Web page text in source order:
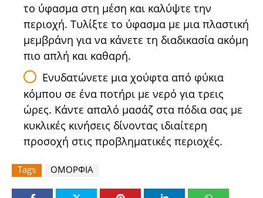
το ύφασμα στη μέση και καλύψτε την
περιοχή. Τυλίξτε το ύφασμα με μια πλαστική
μεμβράνη για να κάνετε τη διαδικασία ακόμη
πιο απλή και καθαρή.
Ενυδατώνετε μια χούφτα από φύκια
κόμπου σε ένα ποτήρι με νερό για τρεις
ώρες. Κάντε απαλό μασάζ στα πόδια σας με
κυκλικές κινήσεις δίνοντας ιδιαίτερη
προσοχή στις προβληματικές περιοχές.
Tags ΟΜΟΡΦΙΑ